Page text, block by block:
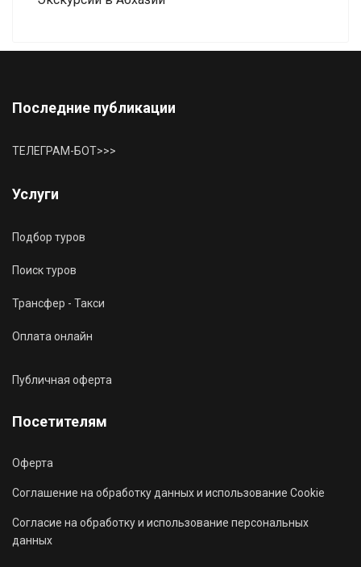
Последние публикации
ТЕЛЕГРАМ-БОТ>>>
Услуги
Подбор туров
Поиск туров
Трансфер - Такси
Оплата онлайн
Публичная оферта
Посетителям
Оферта
Соглашение на обработку данных и использование Cookie
Согласие на обработку и использование персональных
данных